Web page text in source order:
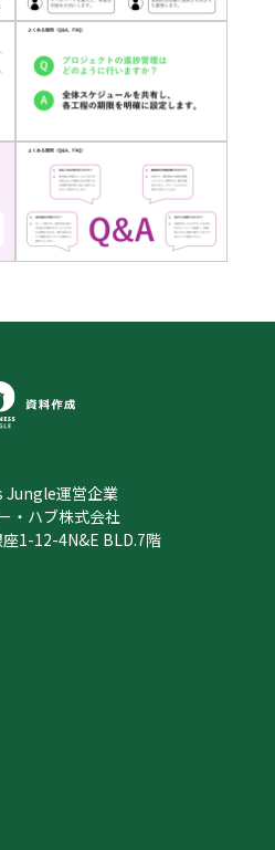
Jungle運営企業
・ハブ株式会社
1-12-4N&E BLD.7階